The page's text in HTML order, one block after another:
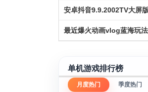
单机游戏排行榜
月度热门 季度热门